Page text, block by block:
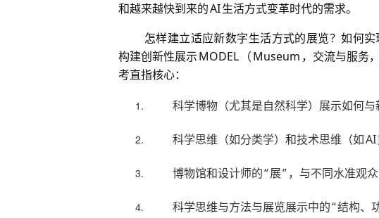
和越来越快到来的AI生活方式变革时代的需求。
怎样建立适应新数字生活方式的展览？如何
构建创新性展示 MODEL （ Museum ，交流与服务
考直指核心：
科学博物（尤其是自然科学）展示如何与
科学思维（如分类学）和技术思维（如 AI
博物馆和设计师的“展” ，与不同水准观
科学思维与方法与展览展示中的“结构、